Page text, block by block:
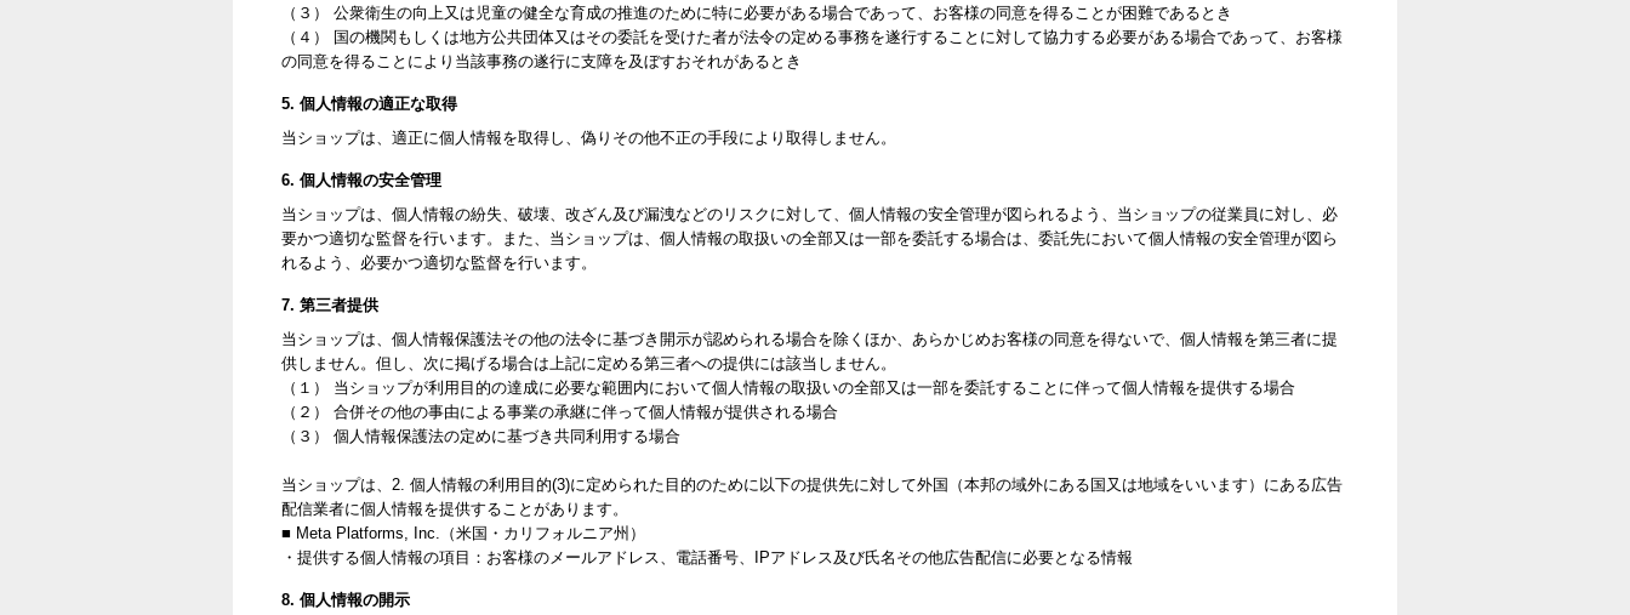
（３） 公衆衛生の向上又は児童の健全な育成の推進のために特に必要がある場合であって、お客様の同意を得ることが困難であるとき
（４） 国の機関もしくは地方公共団体又はその委託を受けた者が法令の定める事務を遂行することに対して協力する必要がある場合であって、お客様
の同意を得ることにより当該事務の遂行に支障を及ぼすおそれがあるとき
5. 個人情報の適正な取得
当ショップは、適正に個人情報を取得し、偽りその他不正の手段により取得しません。
6. 個人情報の安全管理
当ショップは、個人情報の紛失、破壊、改ざん及び漏洩などのリスクに対して、個人情報の安全管理が図られるよう、当ショップの従業員に対し、必
要かつ適切な監督を行います。また、当ショップは、個人情報の取扱いの全部又は一部を委託する場合は、委託先において個人情報の安全管理が図ら
れるよう、必要かつ適切な監督を行います。
7. 第三者提供
当ショップは、個人情報保護法その他の法令に基づき開示が認められる場合を除くほか、あらかじめお客様の同意を得ないで、個人情報を第三者に提
供しません。但し、次に掲げる場合は上記に定める第三者への提供には該当しません。
（１） 当ショップが利用目的の達成に必要な範囲内において個人情報の取扱いの全部又は一部を委託することに伴って個人情報を提供する場合
（２） 合併その他の事由による事業の承継に伴って個人情報が提供される場合
（３） 個人情報保護法の定めに基づき共同利用する場合
当ショップは、2. 個人情報の利用目的(3)に定められた目的のために以下の提供先に対して外国（本邦の域外にある国又は地域をいいます）にある広告
配信業者に個人情報を提供することがあります。
■ Meta Platforms, Inc.（米国・カリフォルニア州）
・提供する個人情報の項目：お客様のメールアドレス、電話番号、IPアドレス及び氏名その他広告配信に必要となる情報
8. 個人情報の開示